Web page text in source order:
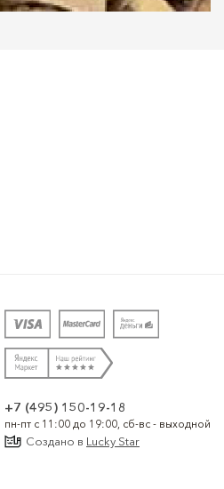
+7 (495) 150-19-18
пн-пт с 11:00 до 19:00, сб-вс - выходной
Создано в Lucky Star